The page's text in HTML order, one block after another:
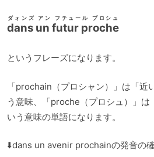
dans un futur proche
ダォンズ アン フチュール プロシュ
というフレーズになります。
「prochain（プロシャン）」は「近
う意味、「proche（プロシュ）」は
いう意味の単語になります。
⬇️dans un avenir prochainの発音の